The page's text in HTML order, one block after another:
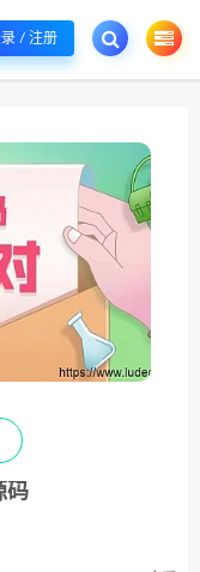
任，销售只是起点 服务永无
/ 注册
码